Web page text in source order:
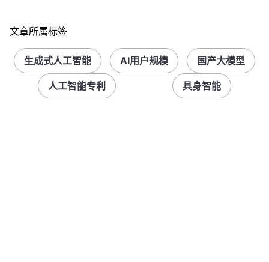
文章所属标签
生成式人工智能 AI用户规模 国产大模型
人工智能专利 具身智能